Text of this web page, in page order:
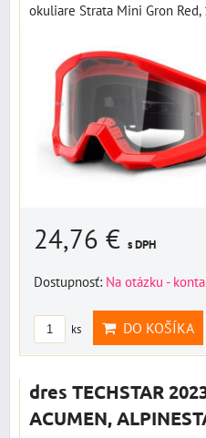
okuliare Strata Mini Gron
24,76 € s DPH
Dostupnosť: Na otázku -
ks DO KOŠÍKA
dres TECHSTAR
ACUMEN,